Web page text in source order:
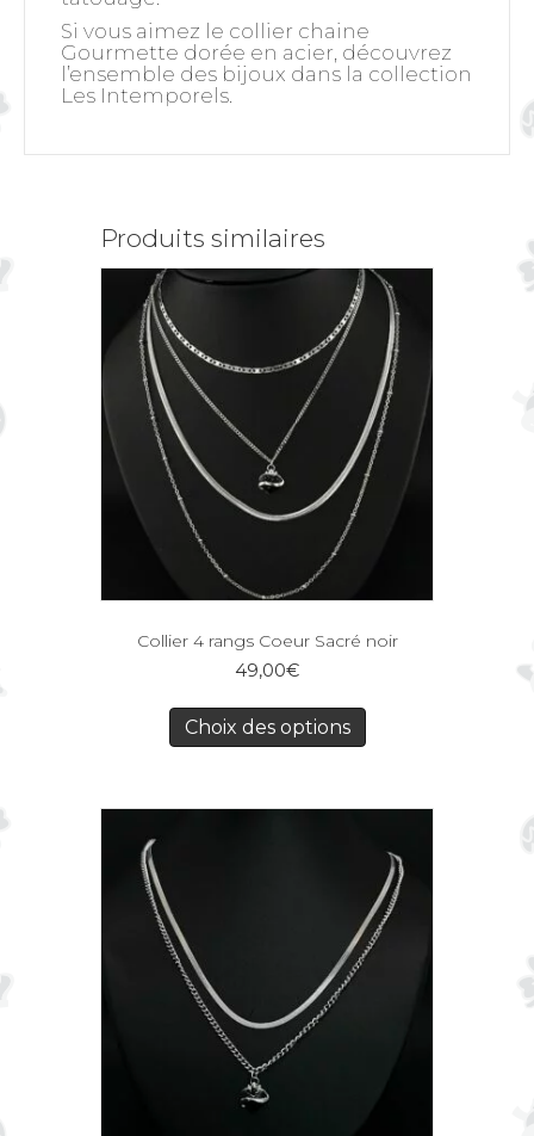
Si vous aimez le collier chaine
Gourmette dorée en acier, découvrez
l’ensemble des bijoux dans la collection
Les Intemporels
Produits similaires
Collier 4 rangs Coeur Sacré noir
49,00€
Choix des options